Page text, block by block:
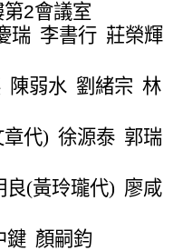
第2會議室
瑞 李書行 莊榮輝
陳弱水 劉緒宗 林
章代) 徐源泰 郭瑞
良(黃玲瓏代) 廖咸
鍵 顏嗣鈞